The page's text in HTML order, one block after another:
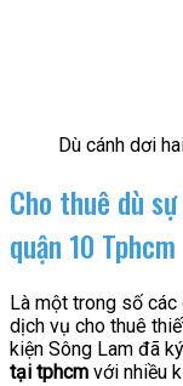
Dù cánh dơi
Cho thuê dù
quận 10 Tphcm
Là một trong số
dịch vụ cho thuê
kiện Sông Lam đã
tại tphcm với nhiều